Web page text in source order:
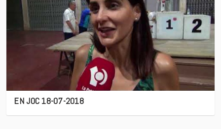
EN JOC 18-07-2018